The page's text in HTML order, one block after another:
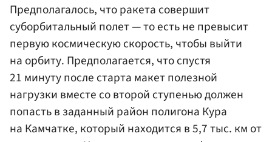
Предполагалось, что ракета совершит
суборбитальный полет — то есть не превысит
первую космическую скорость, чтобы выйти
на орбиту. Предполагается, что спустя
21 минуту после старта макет полезной
нагрузки вместе со второй ступенью должен
попасть в заданный район полигона Кура
на Камчатке, который находится в 5,7 тыс. км от